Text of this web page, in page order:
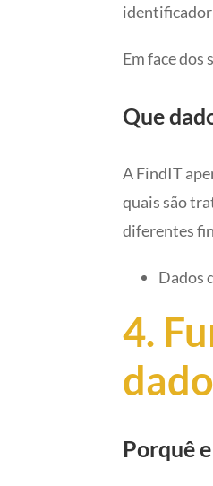
identificador
Em face dos
Que
A FindIT
quais são
diferentes
Dados
4.
Porquê